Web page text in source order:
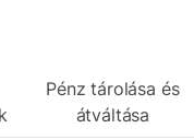
Pénz tárolása és
átváltása